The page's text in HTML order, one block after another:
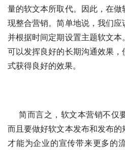
量的软文本所取代。因此，在
现整合营销。简单地说，我们应
并根据时间定期设置主题软文
可以发挥良好的长期沟通效果
式获得良好的效果。
而且要做好软文本发布和发布的
才能为企业的宣传带来更多的